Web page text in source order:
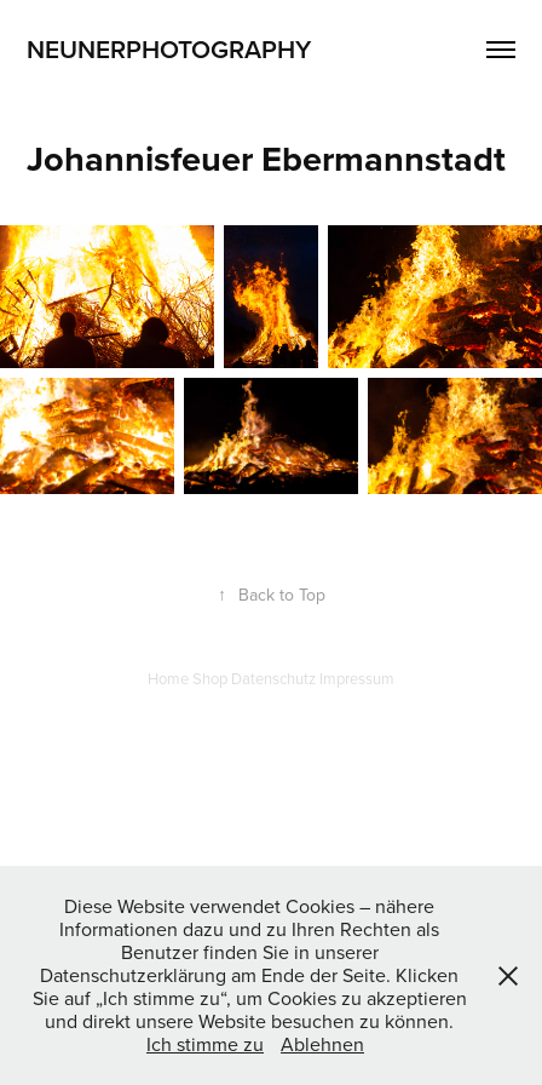
NEUNERPHOTOGRAPHY
Johannisfeuer Ebermannstadt
↑ Back to Top
Home Shop Datenschutz Impressum
Diese Website verwendet Cookies – nähere
Informationen dazu und zu Ihren Rechten als
Benutzer finden Sie in unserer
Datenschutzerklärung am Ende der Seite. Klicken
Sie auf „Ich stimme zu“, um Cookies zu akzeptieren
und direkt unsere Website besuchen zu können.
Ich stimme zu
Ablehnen